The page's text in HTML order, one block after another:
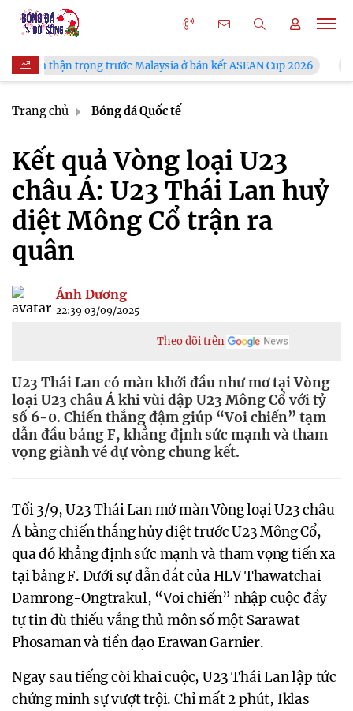
trước Malaysia ở bán kết ASEAN Cup 2026 VFF công bố
Trang chủ Bóng đá Quốc tế
Kết quả Vòng loại U23
châu Á: U23 Thái Lan huỷ
diệt Mông Cổ trận ra
quân
Ánh Dương
22:39 03/09/2025
Theo dõi trên
U23 Thái Lan có màn khởi đầu như mơ tại Vòng
loại U23 châu Á khi vùi dập U23 Mông Cổ với tỷ
số 6-0. Chiến thắng đậm giúp “Voi chiến” tạm
dẫn đầu bảng F, khẳng định sức mạnh và tham
vọng giành vé dự vòng chung kết.
Tối 3/9, U23 Thái Lan mở màn Vòng loại U23 châu
Á bằng chiến thắng hủy diệt trước U23 Mông Cổ,
qua đó khẳng định sức mạnh và tham vọng tiến xa
tại bảng F. Dưới sự dẫn dắt của HLV Thawatchai
Damrong-Ongtrakul, “Voi chiến” nhập cuộc đầy
tự tin dù thiếu vắng thủ môn số một Sarawat
Phosaman và tiền đạo Erawan Garnier.
Ngay sau tiếng còi khai cuộc, U23 Thái Lan lập tức
chứng minh sự vượt trội. Chỉ mất 2 phút, Iklas